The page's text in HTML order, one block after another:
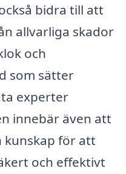
bidra till att
allvarliga skador
och
som sätter
experter
innebär även att
kunskap för att
och effektivt